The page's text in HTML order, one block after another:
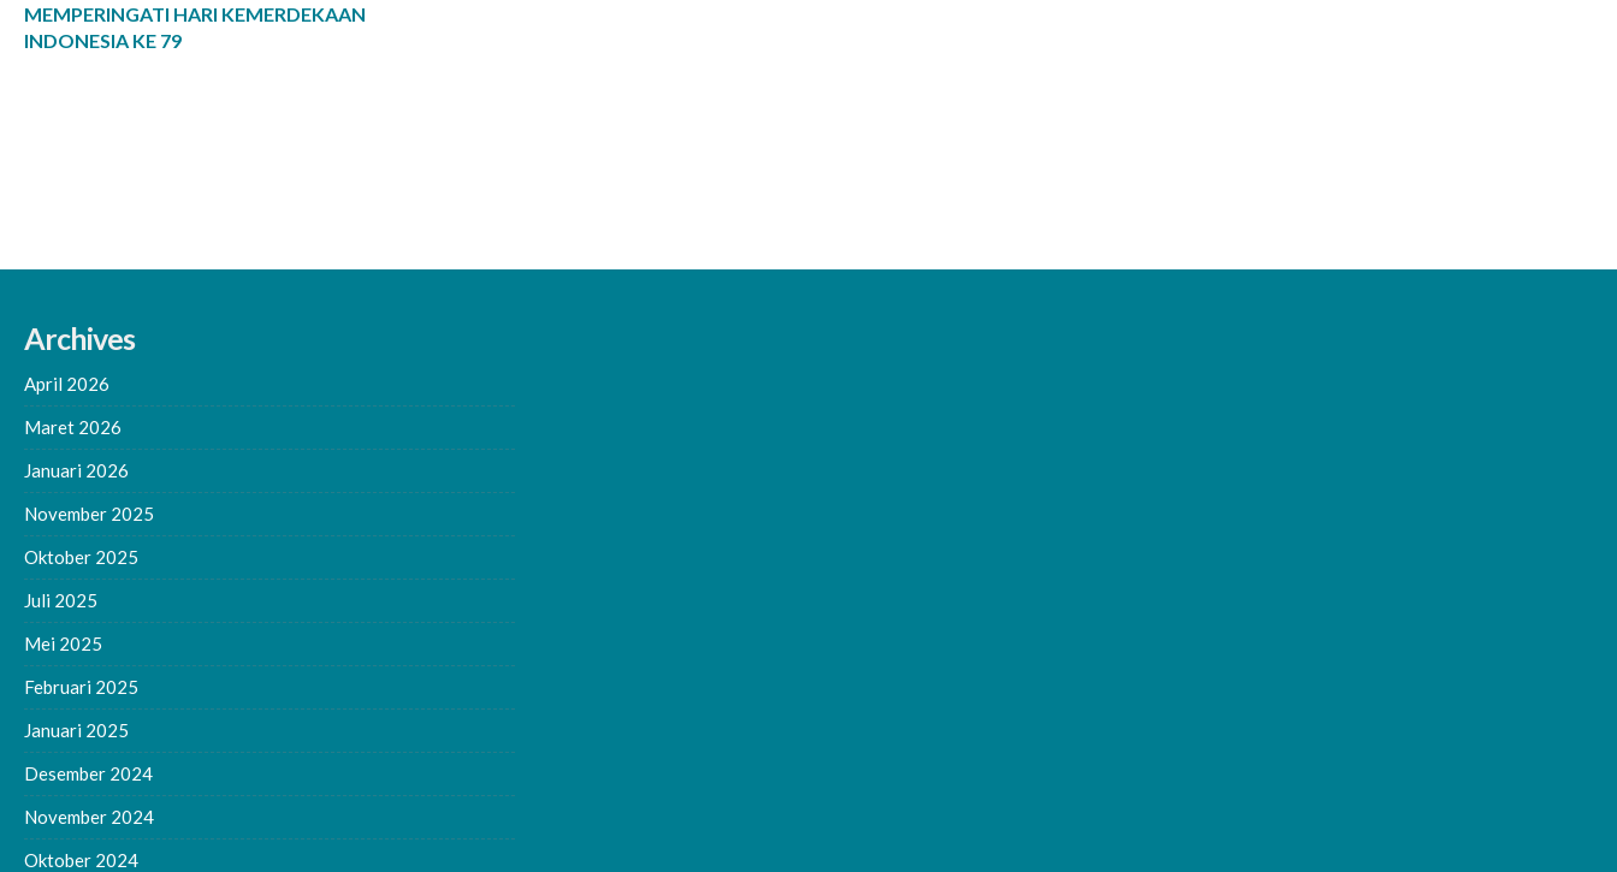
MEMPERINGATI HARI KEMERDEKAAN
INDONESIA KE 79
Archives
April 2026
Maret 2026
Januari 2026
November 2025
Oktober 2025
Juli 2025
Mei 2025
Februari 2025
Januari 2025
Desember 2024
November 2024
Oktober 2024